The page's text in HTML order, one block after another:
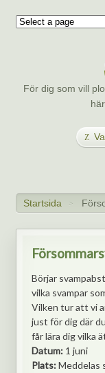
För dig som vill
Startsida >
Börjar
vilka svampar
Vilken tur att vi
just för dig där
får lära dig vilka
Datum: 1 juni
Plats:Meddelas